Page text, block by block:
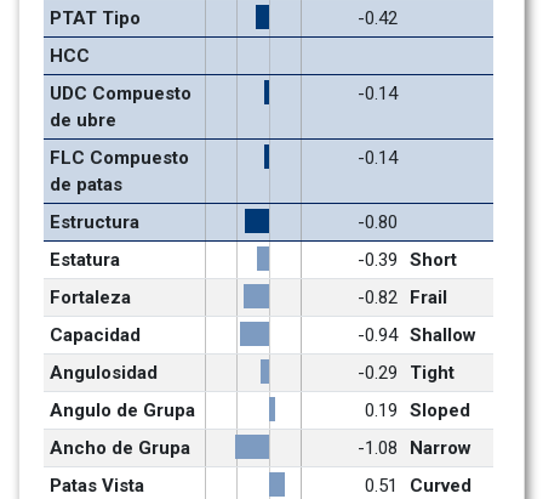
PTAT Tipo
-0.42
HCC
UDC Compuesto
de ubre
-0.14
FLC Compuesto
de patas
-0.14
Estructura
-0.80
Estatura
-0.39
Short
Fortaleza
-0.82
Frail
Capacidad
-0.94 Shallow
Angulosidad
-0.29
Tight
Angulo de Grupa
0.19
Sloped
Ancho de Grupa
-1.08
Narrow
Patas Vista
0.51 Curved